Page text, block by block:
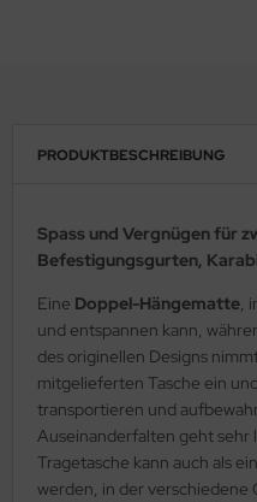
PRODUKTBESCHREIBUNG
Spass und Vergnügen für
Befestigungsgurten,
Eine Doppel-Hängematte,
und entspannen kann,
des originellen Designs
mitgelieferten Tasche ein
transportieren und
Auseinanderfalten geht sehr
Tragetasche kann auch als
werden, in der